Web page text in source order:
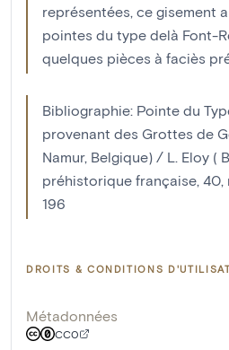
représentées, ce gisement
pointes du type delà Font-
quelques pièces à faciès
Bibliographie: Pointe du
provenant des Grottes de
Namur, Belgique) / L. Eloy (
préhistorique française, 40,
196
DROITS & CONDITIONS
Métadonnées
CC0